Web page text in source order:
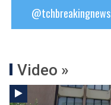
@tchbreakingnews
Video »